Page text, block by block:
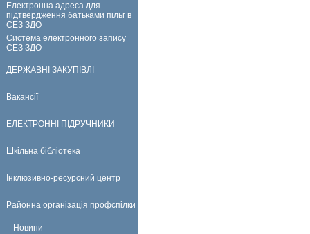
Електронна адреса для
підтвердження батьками пільг в
СЕЗ ЗДО
Система електронного запису
СЕЗ ЗДО
ДЕРЖАВНІ ЗАКУПІВЛІ
Вакансії
ЕЛЕКТРОННІ ПІДРУЧНИКИ
Шкільна бібліотека
Інклюзивно-ресурсний центр
Районна організація профспілки
Новини